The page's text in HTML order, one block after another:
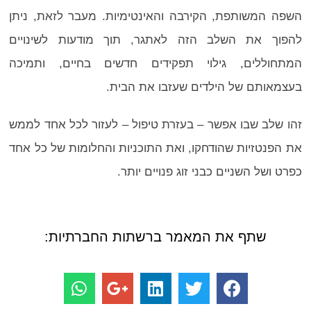
השפה המשותפת, הקירבה והאינטימיות. מעבר לזאת, ניתן
להפוך את השלב הזה לאתגר, תוך מודעות לשינויים
המתחוללים, גילוי תפקידים חדשים בחיים, ותמיכה
בעצמאותם של הילדים שעזבו את הבית.
זהו שלב שבו אפשר – בעזרת טיפול – לעזור לכל אחד לממש
את הפנטזיות שהודחקו, ואת התוכניות והחלומות של כל אחד
כפרט ושל השניים כבני זוג פנויים יותר.
שתף את המאמר ברשתות החברתיות: